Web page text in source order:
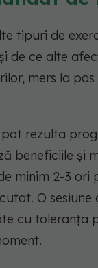
tipuri de
de ce alte
mers la
rezulta
beneficiile și
minim 2-3 ori
O
cu toleranța